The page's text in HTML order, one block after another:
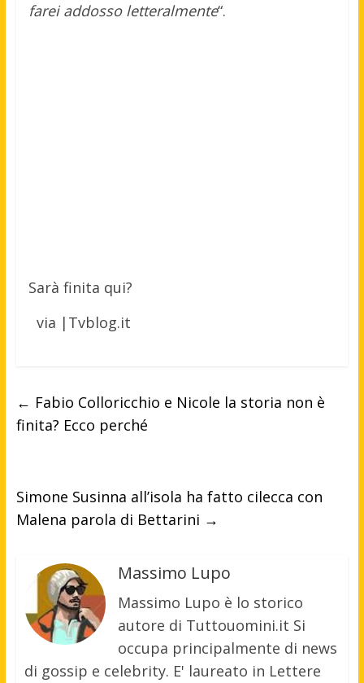
farei addosso letteralmente“.
Sarà finita qui?
via |Tvblog.it
← Fabio Colloricchio e Nicole la storia non è
finita? Ecco perché
Simone Susinna all’isola ha fatto cilecca con
Malena parola di Bettarini →
Massimo Lupo
Massimo Lupo è lo storico
autore di Tuttouomini.it Si
occupa principalmente di news
di gossip e celebrity. E' laureato in Lettere